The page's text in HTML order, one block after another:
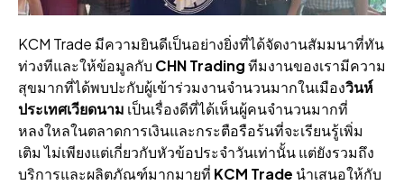
KCM Trade มีความยินดีเป็นอย่างยิ่งที่ได้จัดงานสัมมนาที่ทัน
ท่วงทีและให้ข้อมูลกับ CHN Tradingทีมงานของเรามีความ
สุขมากที่ได้พบปะกับผู้เข้าร่วมงานจํานวนมากในเมืองวินห์
ประเทศเวียดนาม เป็นเรื่องดีที่ได้เห็นผู้คนจํานวนมากที่
หลงใหลในตลาดการเงินและกระตือรือร้นที่จะเรียนรู้เพิ่ม
เติม ไม่เพียงแต่เกี่ยวกับหัวข้อประจําวันเท่านั้น แต่ยังรวมถึง
บริการและผลิตภัณฑ์มากมายที่ KCM Trade นําเสนอให้กับ